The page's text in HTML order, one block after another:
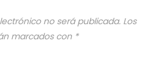
no será publicada. Los
marcados con *